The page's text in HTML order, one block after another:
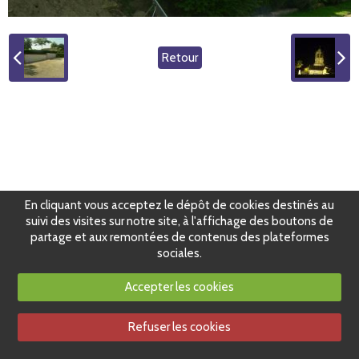
Retour
En cliquant vous acceptez le dépôt de cookies destinés au
suivi des visites sur notre site, à l'affichage des boutons de
partage et aux remontées de contenus des plateformes
sociales.
Accepter les cookies
Refuser les cookies